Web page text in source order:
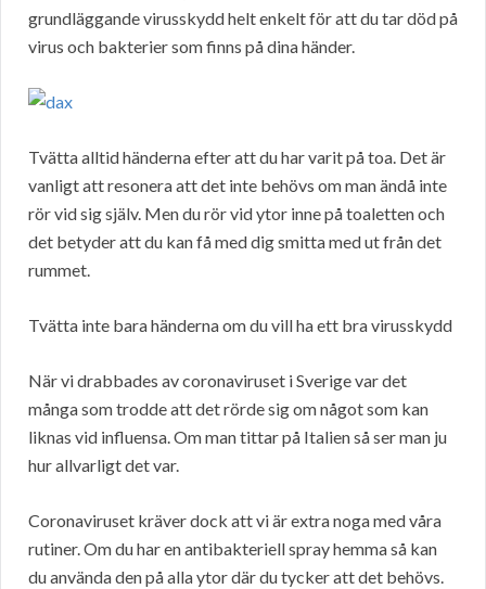
grundläggande virusskydd helt enkelt för att du tar död på
virus och bakterier som finns på dina händer.
Tvätta alltid händerna efter att du har varit på toa. Det är
vanligt att resonera att det inte behövs om man ändå inte
rör vid sig själv. Men du rör vid ytor inne på toaletten och
det betyder att du kan få med dig smitta med ut från det
rummet.
Tvätta inte bara händerna om du vill ha ett bra virusskydd
När vi drabbades av coronaviruset i Sverige var det
många som trodde att det rörde sig om något som kan
liknas vid influensa. Om man tittar på Italien så ser man ju
hur allvarligt det var.
Coronaviruset kräver dock att vi är extra noga med våra
rutiner. Om du har en antibakteriell spray hemma så kan
du använda den på alla ytor där du tycker att det behövs.